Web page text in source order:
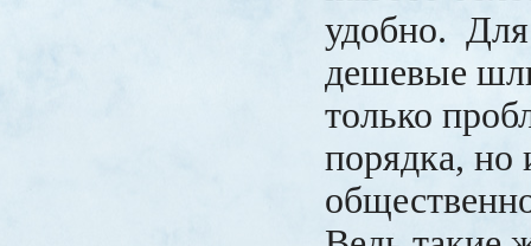
удобно.
дешевые
только
порядка, но